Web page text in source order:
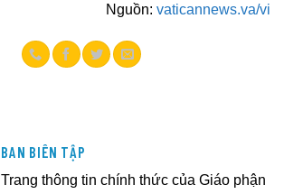
Nguồn: vaticannews.va/vi
BAN BIÊN TẬP
Trang thông tin chính thức của Giáo phận